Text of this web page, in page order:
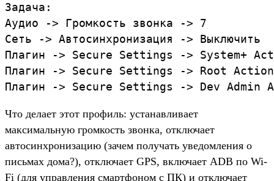
Задача:
Аудио -> Громкость звонка -> 7
Сеть -> Автосинхронизация -> Выключить
Плагин -> Secure Settings -> System+
Плагин -> Secure Settings -> Root
Что делает этот профиль: устанавливает
максимальную громкость звонка, отключает
автосинхронизацию (зачем получать уведомления о
письмах дома?), отключает GPS, включает ADB по Wi-
Fi (для управления смартфоном с ПК) и отключает